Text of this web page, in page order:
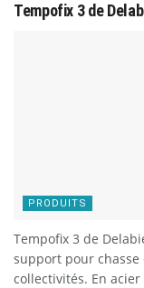
Tempofix 3 de
PRODUITS
Tempofix 3 de
support pour chasse
collectivités. En